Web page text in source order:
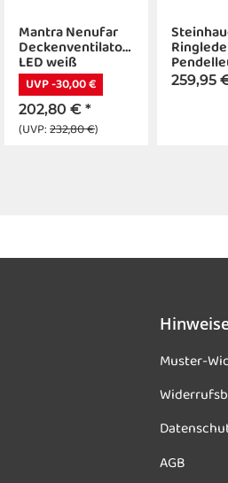
Mantra Nenufar
Deckenventilator
LED weiß
UVP -30,00 €
202,80 € *
(UVP:232,80 €)
LED
259,95
Muster-
AGB